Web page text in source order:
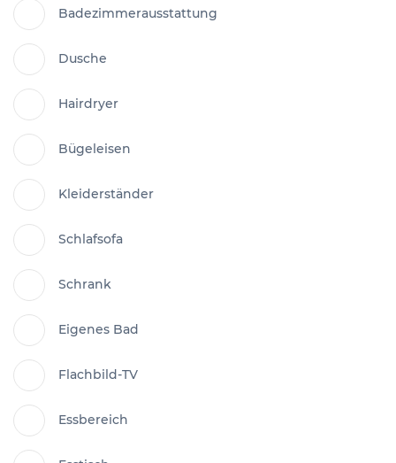
Badezimmerausstattung
Dusche
Hairdryer
Bügeleisen
Kleiderständer
Schlafsofa
Schrank
Eigenes Bad
Flachbild-TV
Essbereich